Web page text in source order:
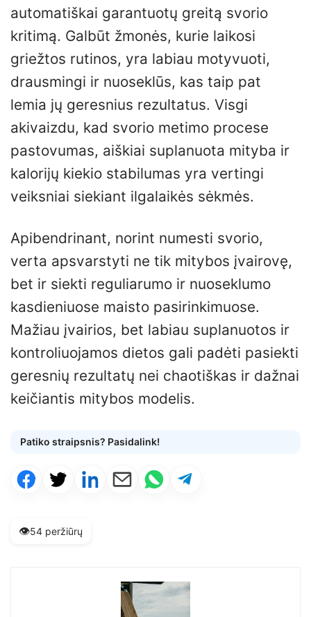
automatiškai garantuotų greitą svorio
kritimą. Galbūt žmonės, kurie laikosi
griežtos rutinos, yra labiau motyvuoti,
drausmingi ir nuoseklūs, kas taip pat
lemia jų geresnius rezultatus. Visgi
akivaizdu, kad svorio metimo procese
pastovumas, aiškiai suplanuota mityba ir
kalorijų kiekio stabilumas yra vertingi
veiksniai siekiant ilgalaikės sėkmės.
Apibendrinant, norint numesti svorio,
verta apsvarstyti ne tik mitybos įvairovę,
bet ir siekti reguliarumo ir nuoseklumo
kasdieniuose maisto pasirinkimuose.
Mažiau įvairios, bet labiau suplanuotos ir
kontroliuojamos dietos gali padėti pasiekti
geresnių rezultatų nei chaotiškas ir dažnai
keičiantis mitybos modelis.
Patiko straipsnis? Pasidalink!
👁️54 peržiūrų